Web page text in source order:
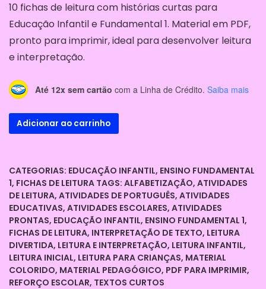
original
era:
R$ 8,00.
atual
é:
R$ 5,00.
10 fichas de leitura com histórias curtas para
Educação Infantil e Fundamental 1. Material em PDF,
pronto para imprimir, ideal para desenvolver leitura
e interpretação.
Até 12x sem cartão com a Linha de Crédito. Saiba mais
Fichas
–
Educação
Infantil
e
Fundamental
1
quantidade
Adicionar ao carrinho
CATEGORIAS: EDUCAÇÃO INFANTIL, ENSINO FUNDAMENTAL
1, FICHAS DE LEITURA TAGS: ALFABETIZAÇÃO, ATIVIDADES
DE LEITURA, ATIVIDADES DE PORTUGUÊS, ATIVIDADES
EDUCATIVAS, ATIVIDADES ESCOLARES, ATIVIDADES
PRONTAS, EDUCAÇÃO INFANTIL, ENSINO FUNDAMENTAL 1,
FICHAS DE LEITURA, INTERPRETAÇÃO DE TEXTO, LEITURA
DIVERTIDA, LEITURA E INTERPRETAÇÃO, LEITURA INFANTIL,
LEITURA INICIAL, LEITURA PARA CRIANÇAS, MATERIAL
COLORIDO, MATERIAL PEDAGÓGICO, PDF PARA IMPRIMIR,
REFORÇO ESCOLAR, TEXTOS CURTOS